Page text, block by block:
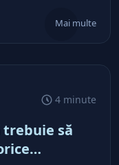
Mai multe
4 minute
trebuie să